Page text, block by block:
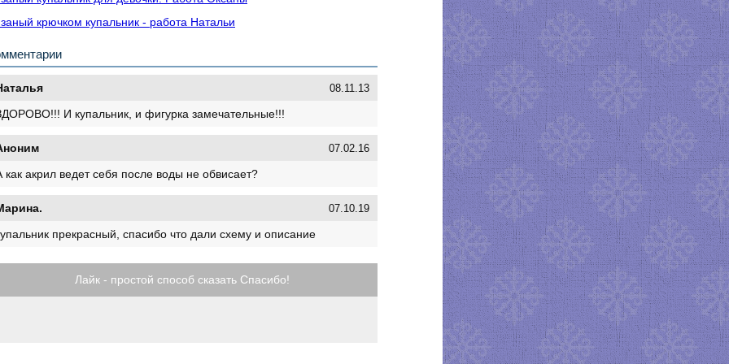
крючком купальник - работа Натальи
08.11.13
И купальник, и фигурка замечательные!!!
07.02.16
как акрил ведет себя после воды не обвисает?
07.10.19
прекрасный, спасибо что дали схему и описание
Лайк - простой способ сказать Спасибо!